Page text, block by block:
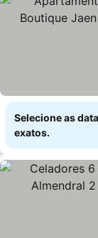
Selecione as
exatos.